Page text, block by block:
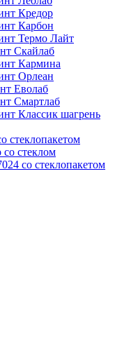
Кредор
Карбон
Термо Лайт
Скайлаб
Кармина
Орлеан
Еволаб
Смартлаб
Классик шагрень
стеклопакетом
стеклом
со стеклопакетом